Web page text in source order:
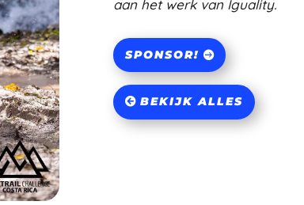
aan het werk van Iguality.
SPONSOR!
BEKIJK ALLES